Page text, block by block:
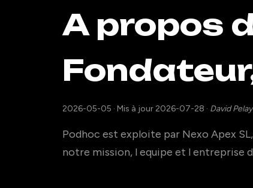
A propos
2026-05-05 · Mis à jour 2026-07-28 · David
Podhoc est exploite par Nexo Apex
notre mission, l equipe et l entreprise